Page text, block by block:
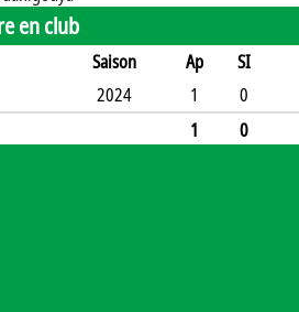
en club
Saison Ap
SI
CR Min
2024 1
0
801
0